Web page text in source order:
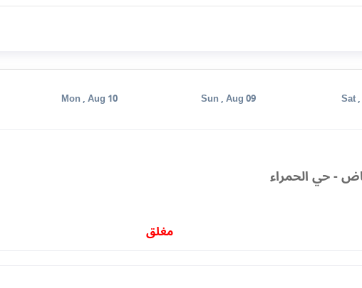
Sun , Aug 09
- حي الحمراء
مغلق